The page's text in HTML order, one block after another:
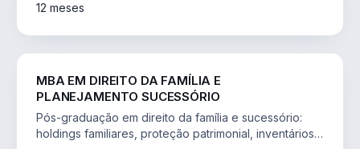
12 meses
MBA EM DIREITO DA FAMÍLIA E
PLANEJAMENTO SUCESSÓRIO
Pós-graduação em direito da família e sucessório:
holdings familiares, proteção patrimonial, inventários